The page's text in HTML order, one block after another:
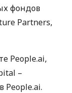
фондов
Partners,
People.ai,
–
People.ai.